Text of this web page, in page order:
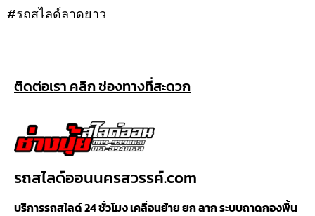
#รถสไลด์ลาดยาว
ติดต่อเรา คลิก ช่องทางที่สะดวก
รถสไลด์ออนนครสวรรค์.com
บริการรถสไลด์ 24 ชั่วโมง เคลื่อนย้าย ยก ลาก ระบบถาดกองพื้น